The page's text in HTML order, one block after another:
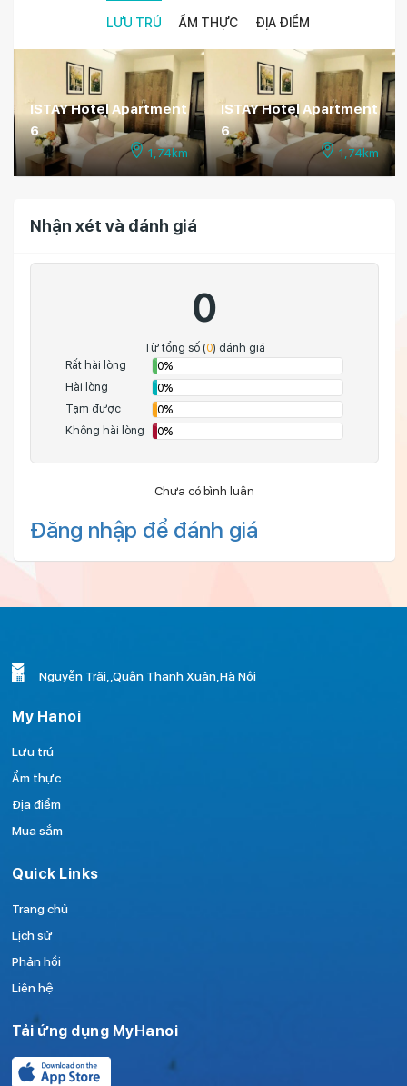
LƯU TRÚ ẨM THỰC ĐỊA ĐIỂM
ISTAY Hotel Apartment
6
1,74km
ISTAY Hotel Apartment
6
1,74km
Nhận xét và đánh giá
0
Từ tổng số (0) đánh giá
Rất hài lòng
0%
Hài lòng
0%
Tạm được
0%
Không hài lòng
0%
Chưa có bình luận
Đăng nhập để đánh giá
Nguyễn Trãi,,Quận Thanh Xuân,Hà Nội
My Hanoi
Lưu trú
Ẩm thực
Địa điểm
Mua sắm
Quick Links
Trang chủ
Lịch sử
Phản hồi
Liên hệ
Tải ứng dụng MyHanoi